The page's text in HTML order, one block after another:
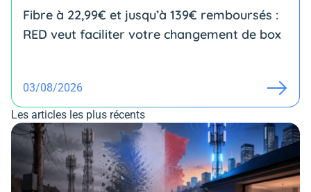
Fibre à 22,99€ et jusqu’à 139€ remboursés :
RED veut faciliter votre changement de box
03/08/2026
Les articles les plus récents